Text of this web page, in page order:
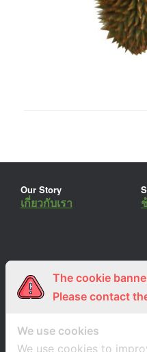
Our Story
เกี่ยวกับเรา
ร่วมงานกับเรา
สมัครงาน ร้าน
The cookie
Please contact
We use cookies
We use cookies to